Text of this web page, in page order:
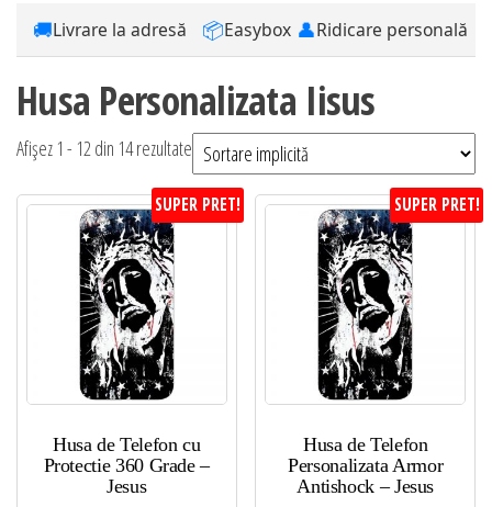
🚚Livrare la adresă 📦Easybox 👤Ridicare personală
Husa Personalizata Iisus
Afișez 1 - 12 din 14 rezultate
SUPER PRET!
Husa de Telefon cu
Protectie 360 Grade –
Jesus
SUPER PRET!
Husa de Telefon
Personalizata Armor
Antishock – Jesus